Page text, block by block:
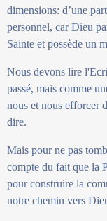
dimensions: d’une
personnel, car Dieu
Sainte et possède un
Nous devons lire
passé, mais comme
nous et nous efforcer
dire.
Mais pour ne pas
compte du fait que la
pour construire la
notre chemin vers